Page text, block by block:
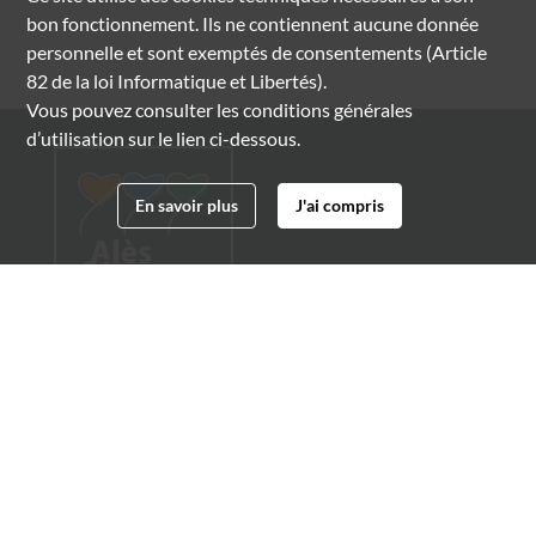
bon fonctionnement. Ils ne contiennent aucune donnée
personnelle et sont exemptés de consentements (Article
82 de la loi Informatique et Libertés).
Vous pouvez consulter les conditions générales
d’utilisation sur le lien ci-dessous.
En savoir plus J'ai compris